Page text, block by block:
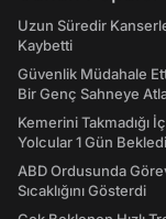
KENTSEL TASARIM
açık havada
Tasarım
anda İstanbul’u
bikinili hiçbir
Kadınların
görülüyor.
Kom gibi
Uzun Süredir
Kaybetti
Güvenlik Müdahale
Bir Genç Sahneye
Kemerini Takmadığı
Yolcular 1 Gün Bekledi
ABD Ordusunda
Sıcaklığını Gösterdi